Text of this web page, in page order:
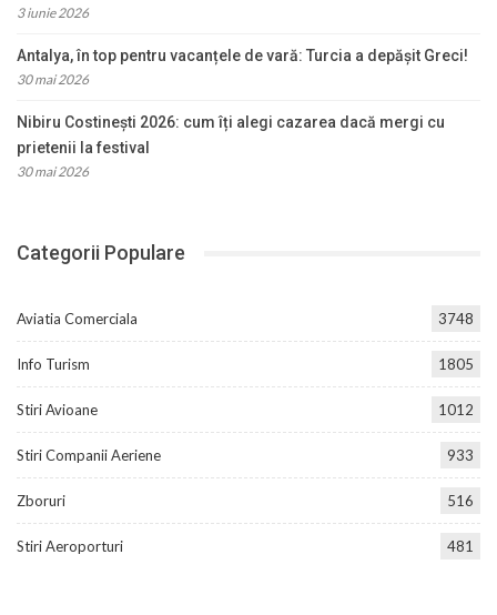
3 iunie 2026
Antalya, în top pentru vacanțele de vară: Turcia a depășit Greci!
30 mai 2026
Nibiru Costinești 2026: cum îți alegi cazarea dacă mergi cu
prietenii la festival
30 mai 2026
Categorii Populare
Aviatia Comerciala 3748
Info Turism 1805
Stiri Avioane 1012
Stiri Companii Aeriene 933
Zboruri 516
Stiri Aeroporturi 481